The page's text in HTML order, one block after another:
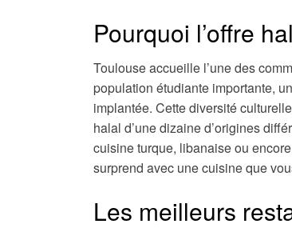
Pourquoi l’offre
Toulouse accueille l’une des
population étudiante importante,
implantée. Cette diversité
halal d’une dizaine d’origines
cuisine turque, libanaise ou
surprend avec une cuisine que
Les meilleurs